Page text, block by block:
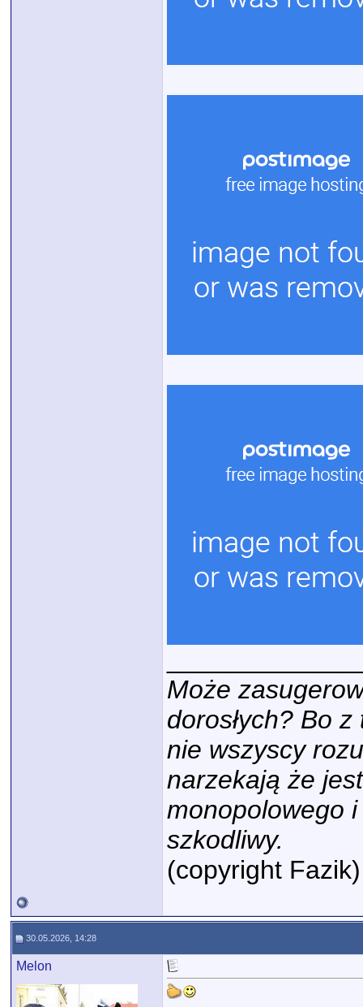
Może
dorosłych? Bo
nie wszyscy
narzekają że
monopolowego
szkodliwy.
(copyright Fazik)
30.05.2026, 14:28
Melon